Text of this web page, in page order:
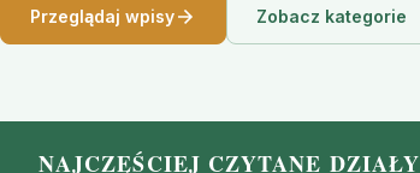
Przeglądaj wpisy Zobacz kategorie
NAJCZĘŚCIEJ CZYTANE DZIAŁY